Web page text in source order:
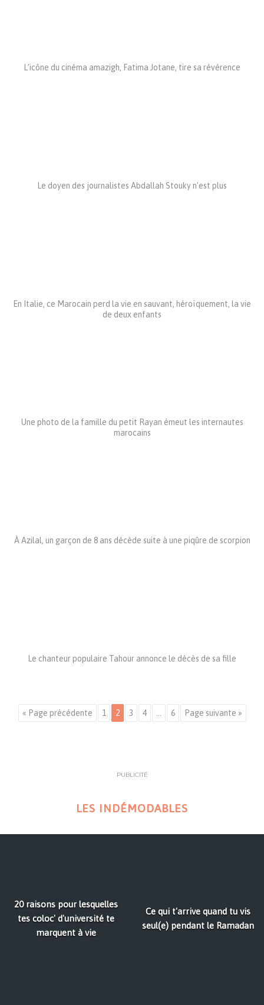
L’icône du cinéma amazigh, Fatima Jotane, tire sa révérence
Le doyen des journalistes Abdallah Stouky n’est plus
En Italie, ce Marocain perd la vie en sauvant, héroïquement, la vie
de deux enfants
Une photo de la famille du petit Rayan émeut les internautes
marocains
À Azilal, un garçon de 8 ans décède suite à une piqûre de scorpion
Le chanteur populaire Tahour annonce le décès de sa fille
« Page précédente 1 2 3 4 6 Page suivante »
PUBLICITÉ
LES INDÉMODABLES
20 raisons pour lesquelles
tes coloc' d'université te
marquent à vie
Ce qui t'arrive quand tu vis
seul(e) pendant le Ramadan